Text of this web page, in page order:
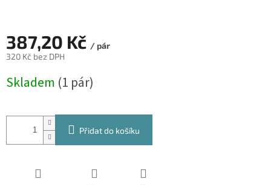
387,20 Kč / pár
320 Kč bez DPH
cena:
Skladem (1 pár)
Přidat do košíku